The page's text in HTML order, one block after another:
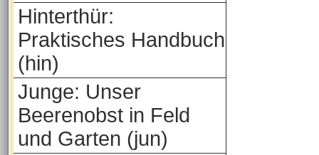
Hinterthür:
Praktisches Handbuch
(hin)
Junge: Unser
Beerenobst in Feld
und Garten (jun)